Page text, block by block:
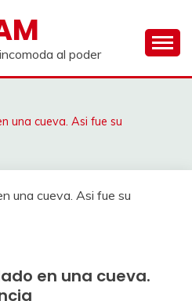
al poder
una cueva. Asi fue su
en una cueva.